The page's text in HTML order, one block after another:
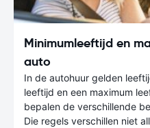
Minimumleeftijd en
auto
In de autohuur gelden
leeftijd en een maximum
bepalen de verschillende
Die regels verschillen niet